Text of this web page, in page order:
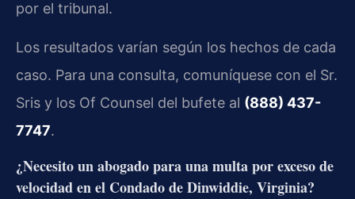
por el tribunal.
Los resultados varían según los hechos de cada
caso. Para una consulta, comuníquese con el Sr.
Sris y los Of Counsel del bufete al (888) 437-
7747.
¿Necesito un abogado para una multa por exceso de
velocidad en el Condado de Dinwiddie, Virginia?